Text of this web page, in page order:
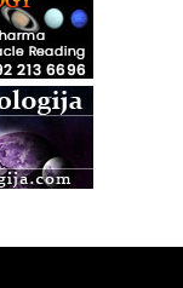
(Basic Pranic